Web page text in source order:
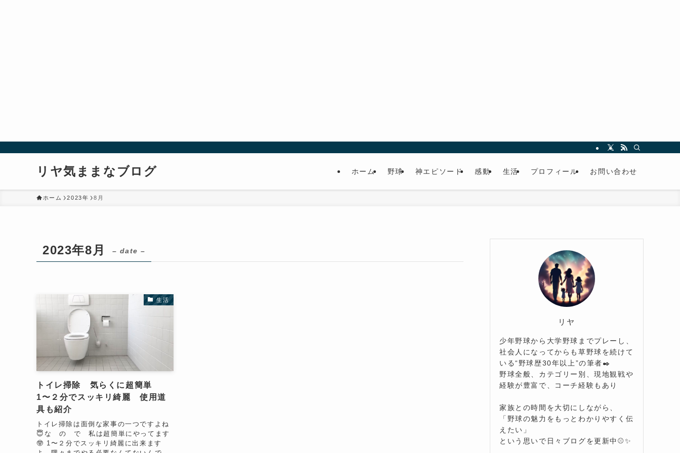
リヤ気ままなブログ ホーム 野球 神エピソード 感動 生活 プロフィール お問い合わせ
ホーム 2023年 8月
2023年8月 – date –
生活
トイレ掃除 気らくに超簡単
1〜２分でスッキリ綺麗 使用道
具も紹介
トイレ掃除は面倒な家事の一つですよね
😇な の で 私は超簡単にやってます
🤓 1〜２分でスッキリ綺麗に出来ます
リヤ
少年野球から大学野球までプレーし、
社会人になってからも草野球を続けて
いる“野球歴30年以上”の筆者✒️
野球全般、カテゴリー別、現地観戦や
経験が豊富で、コーチ経験もあり
家族との時間を大切にしながら、
「野球の魅力をもっとわかりやすく伝
えたい」
という思いで日々ブログを更新中⚾️✨